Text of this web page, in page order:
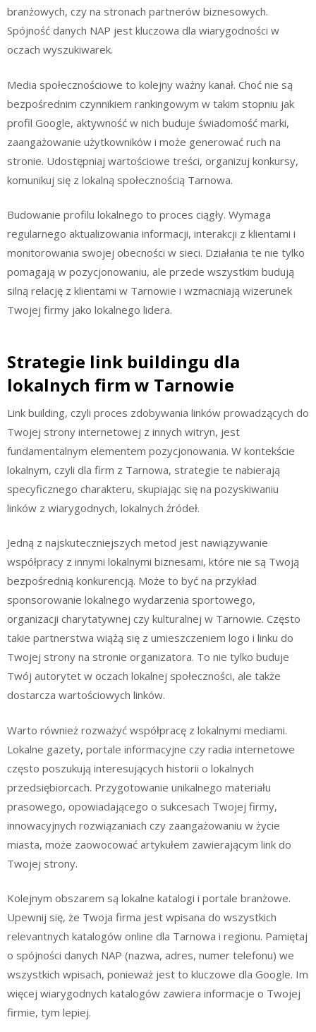
branżowych, czy na stronach partnerów biznesowych.
Spójność danych NAP jest kluczowa dla wiarygodności w
oczach wyszukiwarek.
Media społecznościowe to kolejny ważny kanał. Choć nie są
bezpośrednim czynnikiem rankingowym w takim stopniu jak
profil Google, aktywność w nich buduje świadomość marki,
zaangażowanie użytkowników i może generować ruch na
stronie. Udostępniaj wartościowe treści, organizuj konkursy,
komunikuj się z lokalną społecznością Tarnowa.
Budowanie profilu lokalnego to proces ciągły. Wymaga
regularnego aktualizowania informacji, interakcji z klientami i
monitorowania swojej obecności w sieci. Działania te nie tylko
pomagają w pozycjonowaniu, ale przede wszystkim budują
silną relację z klientami w Tarnowie i wzmacniają wizerunek
Twojej firmy jako lokalnego lidera.
Strategie link buildingu dla
lokalnych firm w Tarnowie
Link building, czyli proces zdobywania linków prowadzących do
Twojej strony internetowej z innych witryn, jest
fundamentalnym elementem pozycjonowania. W kontekście
lokalnym, czyli dla firm z Tarnowa, strategie te nabierają
specyficznego charakteru, skupiając się na pozyskiwaniu
linków z wiarygodnych, lokalnych źródeł.
Jedną z najskuteczniejszych metod jest nawiązywanie
współpracy z innymi lokalnymi biznesami, które nie są Twoją
bezpośrednią konkurencją. Może to być na przykład
sponsorowanie lokalnego wydarzenia sportowego,
organizacji charytatywnej czy kulturalnej w Tarnowie. Często
takie partnerstwa wiążą się z umieszczeniem logo i linku do
Twojej strony na stronie organizatora. To nie tylko buduje
Twój autorytet w oczach lokalnej społeczności, ale także
dostarcza wartościowych linków.
Warto również rozważyć współpracę z lokalnymi mediami.
Lokalne gazety, portale informacyjne czy radia internetowe
często poszukują interesujących historii o lokalnych
przedsiębiorcach. Przygotowanie unikalnego materiału
prasowego, opowiadającego o sukcesach Twojej firmy,
innowacyjnych rozwiązaniach czy zaangażowaniu w życie
miasta, może zaowocować artykułem zawierającym link do
Twojej strony.
Kolejnym obszarem są lokalne katalogi i portale branżowe.
Upewnij się, że Twoja firma jest wpisana do wszystkich
relevantnych katalogów online dla Tarnowa i regionu. Pamiętaj
o spójności danych NAP (nazwa, adres, numer telefonu) we
wszystkich wpisach, ponieważ jest to kluczowe dla Google. Im
więcej wiarygodnych katalogów zawiera informacje o Twojej
firmie, tym lepiej.